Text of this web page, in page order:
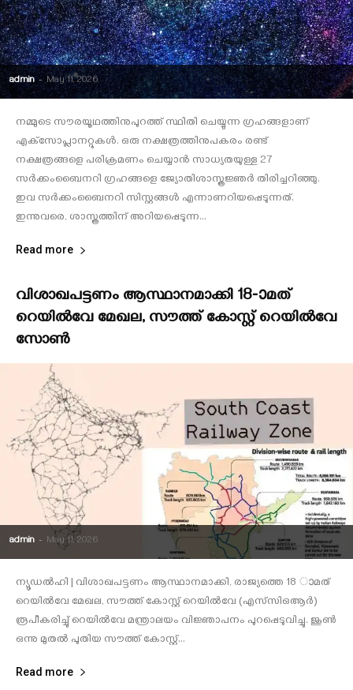
admin - May 11, 2026
നമ്മുടെ സൗരയൂഥത്തിനുപുറത്ത് സ്ഥിതി ചെയ്യുന്ന ഗ്രഹങ്ങളാണ്
എക്‌സോപ്ലാനറ്റുകള്‍. ഒരു നക്ഷത്രത്തിനുപകരം രണ്ട്
നക്ഷത്രങ്ങളെ പരിക്രമണം ചെയ്യാന്‍ സാധ്യതയുള്ള 27
സര്‍ക്കംബൈനറി ഗ്രഹങ്ങളെ ജ്യോതിശാസ്ത്രജ്ഞര്‍ തിരിച്ചറിഞ്ഞു.
ഇവ സര്‍ക്കംബൈനറി സിസ്റ്റങ്ങള്‍ എന്നാണറിയപ്പെടുന്നത്.
ഇന്നുവരെ, ശാസ്ത്രത്തിന് അറിയപ്പെടുന്ന...
Read more
വിശാഖപട്ടണം ആസ്ഥാനമാക്കി 18-ാമത്
റെയില്‍വേ മേഖല, സൗത്ത് കോസ്റ്റ് റെയില്‍വേ
സോൺ
admin - May 11, 2026
ന്യൂഡല്‍ഹി | വിശാഖപട്ടണം ആസ്ഥാനമാക്കി, രാജ്യത്തെ 18 ാമത്
റെയില്‍വേ മേഖല, സൗത്ത് കോസ്റ്റ് റെയില്‍വേ (എസ്‌സിഒആര്‍)
രൂപീകരിച്ചു് റെയില്‍വേ മന്ത്രാലയം വിജ്ഞാപനം പുറപ്പെടുവിച്ചു. ജൂണ്‍
ഒന്നു മുതല്‍ പുതിയ സൗത്ത് കോസ്റ്റ്...
Read more